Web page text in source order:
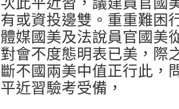
或資投邊雙。重重難困
媒國美及法說員官國美
會不度態明表已美，際
不國兩美中值正行此，
近習驗考受備，